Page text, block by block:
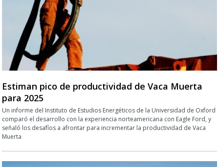
Estiman pico de productividad de Vaca Muerta
para 2025
Un informe del Instituto de Estudios Energéticos de la Universidad de Oxford
comparó el desarrollo con la experiencia norteamericana con Eagle Ford, y
señaló los desafíos a afrontar para incrementar la productividad de Vaca
Muerta